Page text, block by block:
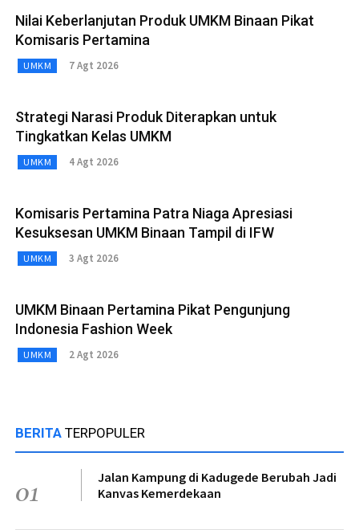
Nilai Keberlanjutan Produk UMKM Binaan Pikat
Komisaris Pertamina
UMKM 7 Agt 2026
Strategi Narasi Produk Diterapkan untuk
Tingkatkan Kelas UMKM
UMKM 4 Agt 2026
Komisaris Pertamina Patra Niaga Apresiasi
Kesuksesan UMKM Binaan Tampil di IFW
UMKM 3 Agt 2026
UMKM Binaan Pertamina Pikat Pengunjung
Indonesia Fashion Week
UMKM 2 Agt 2026
BERITA TERPOPULER
01
Jalan Kampung di Kadugede Berubah Jadi
Kanvas Kemerdekaan